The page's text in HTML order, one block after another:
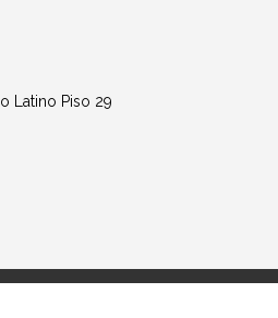
Latino Piso 29